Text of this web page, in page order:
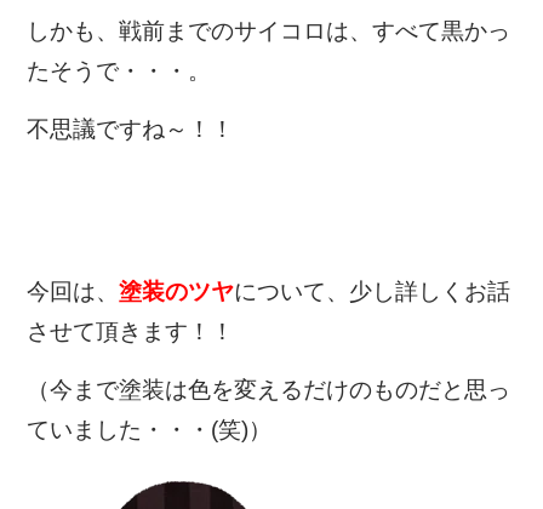
しかも、戦前までのサイコロは、すべて黒かっ
たそうで・・・。
不思議ですね～！！
今回は、塗装のツヤについて、少し詳しく お話
させて頂きます！！
（今まで塗装は色を変えるだけのものだと思っ
ていました・・・(笑)）